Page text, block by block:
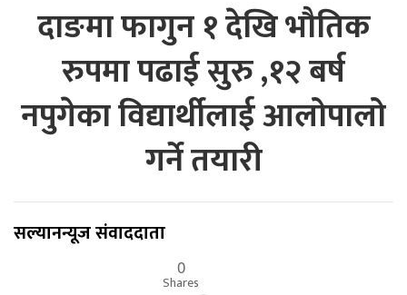
दाङमा फागुन १ देखि भौतिक
रुपमा पढाई सुरु ,१२ बर्ष
नपुगेका विद्यार्थीलाई आलोपालो
गर्ने तयारी
सल्यानन्यूज संवाददाता
0
Shares